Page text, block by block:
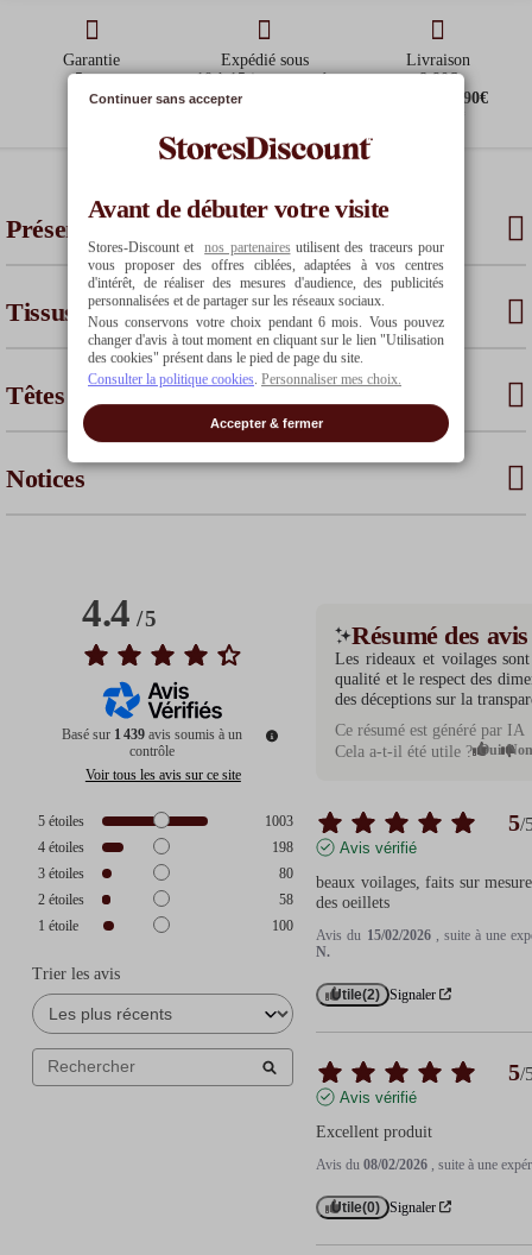
25€ 14.97€
Garantie
5 ans
Expédié sous
10 à 15 jours ouvrés
Livraison
8.90€
90€
Présentation
Tissus
Têtes
Notices
4.4/5
Basé sur 1 439 avis soumis à un
contrôle
Voir tous les avis sur ce site
5étoiles
1003
4étoiles
198
3étoiles
80
2étoiles
58
1étoile 100
Trier les avis
Résumé des avis
Les rideaux et voilages
qualité et le respect des
des déceptions sur la
Ce résumé est généré par IA
Cela a-t-il été utile ? Oui
5/
Avis vérifié
beaux voilages, faits sur
des oeillets
Avis du 15/02/2026 , suite à une
N.
Utile(2) Signaler
5/
Avis vérifié
Excellent produit
Avis du08/02/2026 , suite à une
Utile(0) Signaler
Avant de débuter votre visite
Stores-Discount etnos partenairesutilisent des traceurs pour
vous proposer des offres ciblées, adaptées à vos centres
d'intérêt, de réaliser des mesures d'audience, des publicités
personnalisées et de partager sur les réseaux sociaux.
Nous conservons votre choix pendant 6 mois. Vous pouvez
changer d'avis à tout moment en cliquant sur le lien "Utilisation
des cookies" présent dans le pied de page du site.
Consulter la politique cookies. Personnaliser mes choix.
Accepter & fermer
Continuer sans accepter